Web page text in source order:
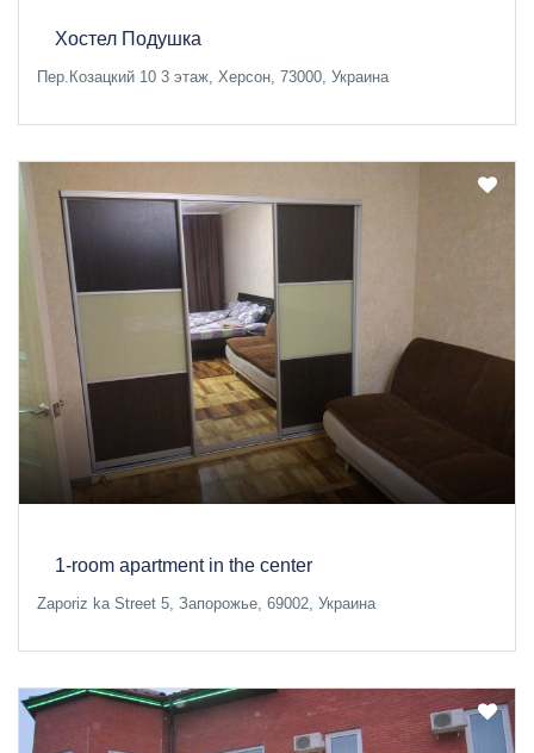
Хостел Подушка
Пер.Козацкий 10 3 этаж, Херсон, 73000, Украина
1-room apartment in the center
Zaporiz ka Street 5, Запорожье, 69002, Украина